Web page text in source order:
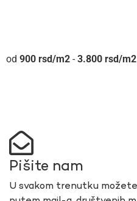
900 rsd - 3.800 rsd
Pišite nam
U svakom trenutku